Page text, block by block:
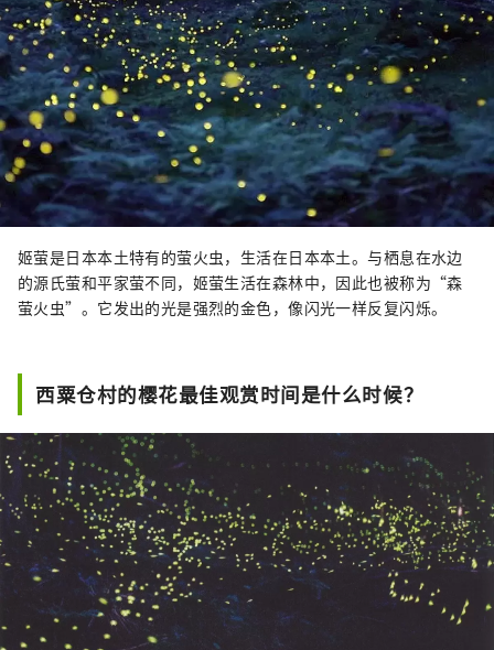
姬萤是日本本土特有的萤火虫，生活在日本本土。与栖息在水边
的源氏萤和平家萤不同，姬萤生活在森林中，因此也被称为“森
萤火虫”。它发出的光是强烈的金色，像闪光一样反复闪烁。
西粟仓村的樱花最佳观赏时间是什么时候？